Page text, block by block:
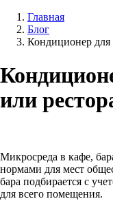
Главная
Блог
Кондиционер для
или
Микросреда в кафе,
нормами для мест
бара подбирается с
для всего помещения.